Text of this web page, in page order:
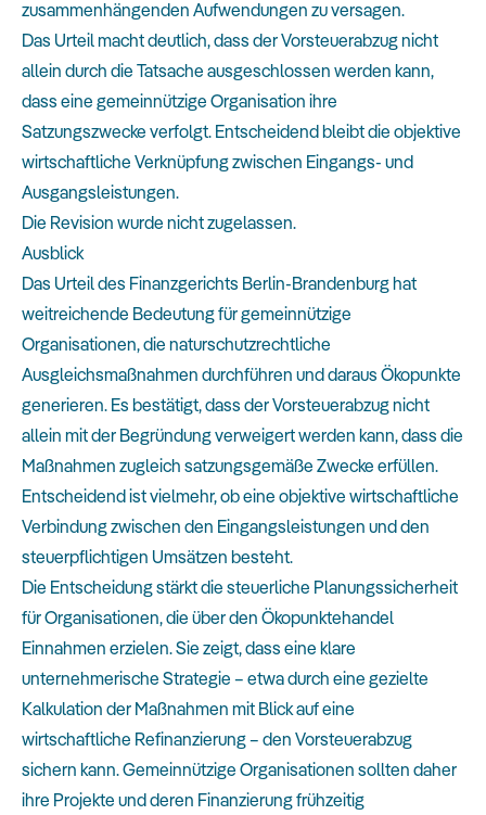
zusammenhängenden Aufwendungen zu versagen.
Das Urteil macht deutlich, dass der Vorsteuerabzug nicht
allein durch die Tatsache ausgeschlossen werden kann,
dass eine gemeinnützige Organisation ihre
Satzungszwecke verfolgt. Entscheidend bleibt die objektive
wirtschaftliche Verknüpfung zwischen Eingangs- und
Ausgangsleistungen.
Die Revision wurde nicht zugelassen.
Ausblick
Das Urteil des Finanzgerichts Berlin-Brandenburg hat
weitreichende Bedeutung für gemeinnützige
Organisationen, die naturschutzrechtliche
Ausgleichsmaßnahmen durchführen und daraus Ökopunkte
generieren. Es bestätigt, dass der Vorsteuerabzug nicht
allein mit der Begründung verweigert werden kann, dass die
Maßnahmen zugleich satzungsgemäße Zwecke erfüllen.
Entscheidend ist vielmehr, ob eine objektive wirtschaftliche
Verbindung zwischen den Eingangsleistungen und den
steuerpflichtigen Umsätzen besteht.
Die Entscheidung stärkt die steuerliche Planungssicherheit
für Organisationen, die über den Ökopunktehandel
Einnahmen erzielen. Sie zeigt, dass eine klare
unternehmerische Strategie – etwa durch eine gezielte
Kalkulation der Maßnahmen mit Blick auf eine
wirtschaftliche Refinanzierung – den Vorsteuerabzug
sichern kann. Gemeinnützige Organisationen sollten daher
ihre Projekte und deren Finanzierung frühzeitig